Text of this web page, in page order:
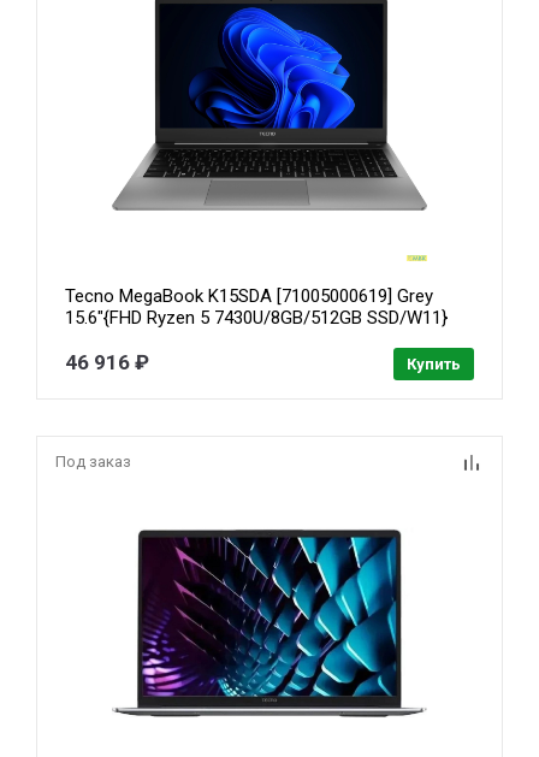
Tecno MegaBook K15SDA [71005000619] Grey
15.6"{FHD Ryzen 5 7430U/8GB/512GB SSD/W11}
46 916 ₽ Купить
Под заказ